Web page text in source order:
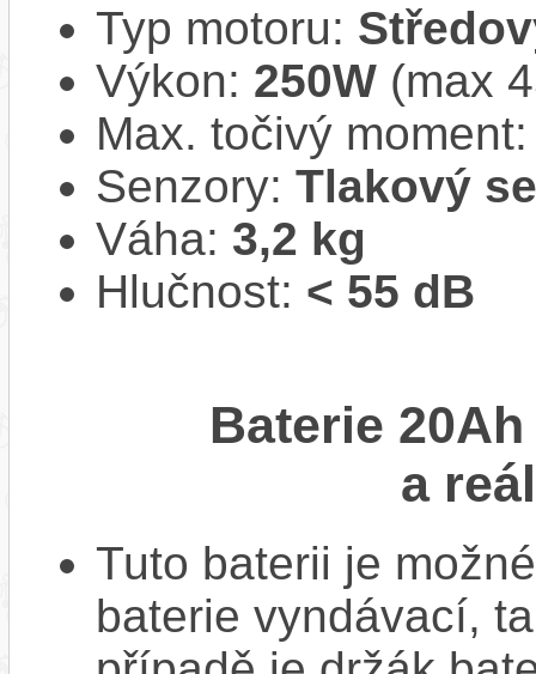
Typ motoru:
Výkon: 250W (max
Max. točivý
Senzory: Tlakový
Váha: 3,2 kg
Hlučnost: < 55 dB
Baterie
a
Tuto baterii je
baterie vyndávací,